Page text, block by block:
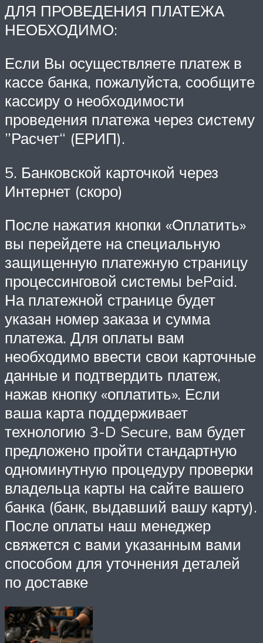
ДЛЯ ПРОВЕДЕНИЯ ПЛАТЕЖА
НЕОБХОДИМО:
Если Вы осуществляете платеж в
кассе банка, пожалуйста, сообщите
кассиру о необходимости
проведения платежа через систему
”Расчет“ (ЕРИП).
5. Банковской карточкой через
Интернет (скоро)
После нажатия кнопки «Оплатить»
вы перейдете на специальную
защищенную платежную страницу
процессинговой системы bePaid.
На платежной странице будет
указан номер заказа и сумма
платежа. Для оплаты вам
необходимо ввести свои карточные
данные и подтвердить платеж,
нажав кнопку «оплатить». Если
ваша карта поддерживает
технологию 3-D Secure, вам будет
предложено пройти стандартную
одноминутную процедуру проверки
владельца карты на сайте вашего
банка (банк, выдавший вашу карту).
После оплаты наш менеджер
свяжется с вами указанным вами
способом для уточнения деталей
по доставке